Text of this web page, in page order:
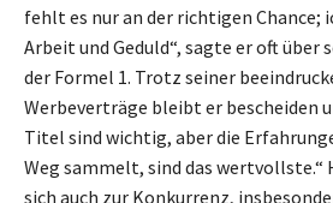
fehlt es nur an der richtigen Chance;
Arbeit und Geduld“, sagte er oft über
der Formel 1. Trotz seiner
Werbeverträge bleibt er bescheiden
Titel sind wichtig, aber die
Weg sammelt, sind das wertvollste.“
sich auch zur Konkurrenz,